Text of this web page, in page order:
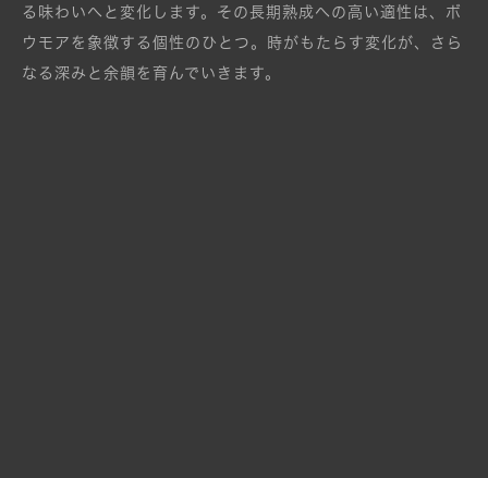
る味わいへと変化します。 その長期熟成への高い適性は、ボ
ウモアを象徴する個性のひとつ。時がもたらす変化が、さら
なる深みと余韻を育んでいきます。